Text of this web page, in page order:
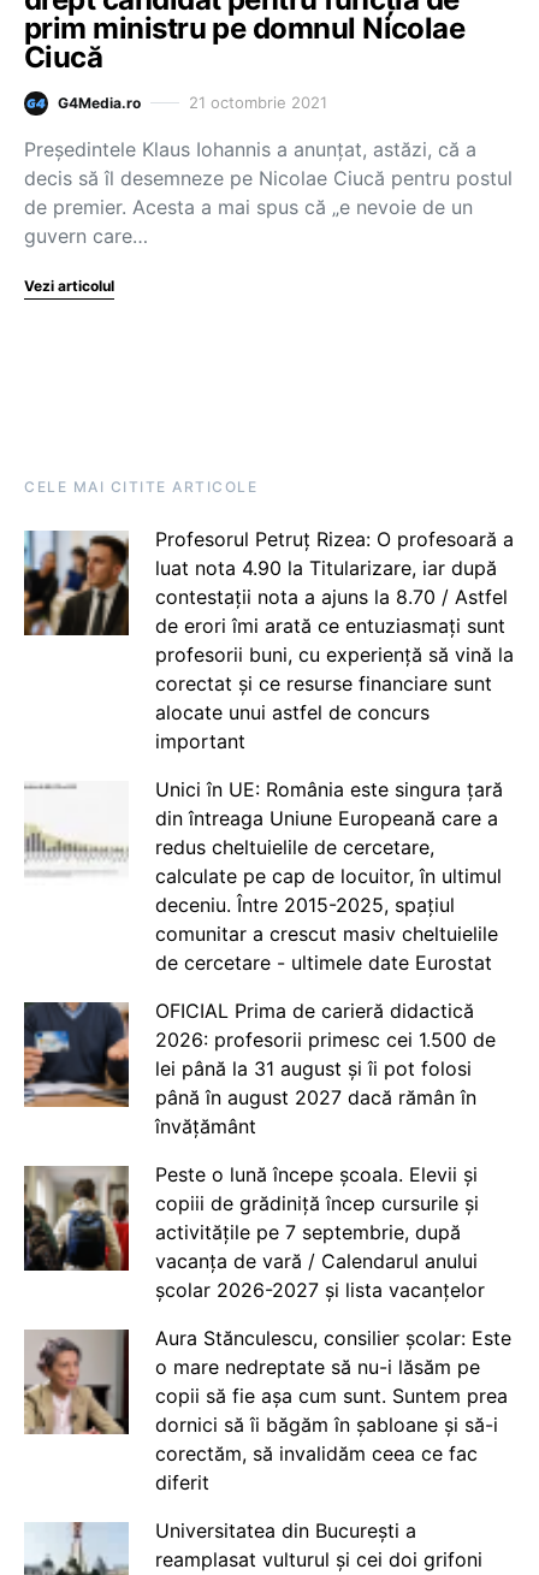
prim ministru pe domnul Nicolae
Ciucă
G4Media.ro 21 octombrie 2021
Președintele Klaus Iohannis a anunțat, astăzi, că a
decis să îl desemneze pe Nicolae Ciucă pentru postul
de premier. Acesta a mai spus că „e nevoie de un
guvern care…
Vezi articolul
CELE MAI CITITE ARTICOLE
Profesorul Petruț Rizea: O profesoară a
luat nota 4.90 la Titularizare, iar după
contestații nota a ajuns la 8.70 / Astfel
de erori îmi arată ce entuziasmați sunt
profesorii buni, cu experiență să vină la
corectat și ce resurse financiare sunt
alocate unui astfel de concurs
important
Unici în UE: România este singura țară
din întreaga Uniune Europeană care a
redus cheltuielile de cercetare,
calculate pe cap de locuitor, în ultimul
deceniu. Între 2015-2025, spațiul
comunitar a crescut masiv cheltuielile
de cercetare - ultimele date Eurostat
OFICIAL Prima de carieră didactică
2026: profesorii primesc cei 1.500 de
lei până la 31 august și îi pot folosi
până în august 2027 dacă rămân în
învățământ
Peste o lună începe școala. Elevii și
copiii de grădiniță încep cursurile și
activitățile pe 7 septembrie, după
vacanța de vară / Calendarul anului
școlar 2026-2027 și lista vacanțelor
Aura Stănculescu, consilier școlar: Este
o mare nedreptate să nu-i lăsăm pe
copii să fie așa cum sunt. Suntem prea
dornici să îi băgăm în șabloane și să-i
corectăm, să invalidăm ceea ce fac
diferit
Universitatea din București a
reamplasat vulturul și cei doi grifoni